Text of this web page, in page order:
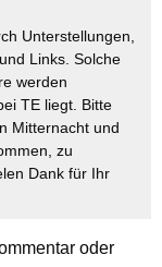
Unterstellungen,
Links. Solche
werden
TE liegt. Bitte
Mitternacht und
zu
Dank für Ihr
oder